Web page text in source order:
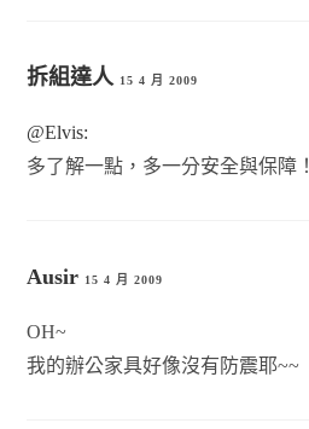
拆組達人 15 4 月 2009
@Elvis:
多了解一點，多一分安全與保障！
Ausir 15 4 月 2009
OH~
我的辦公家具好像沒有防震耶~~